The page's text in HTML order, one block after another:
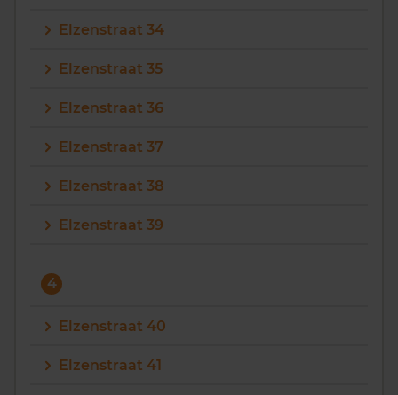
Elzenstraat 34
Elzenstraat 35
Elzenstraat 36
Elzenstraat 37
Elzenstraat 38
Elzenstraat 39
4
Elzenstraat 40
Elzenstraat 41